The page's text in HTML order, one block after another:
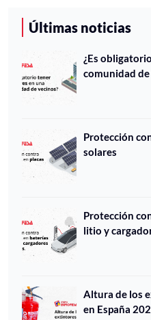
Últimas noticias
¿Es
comunidad de
Protección
solares
Protección
litio y
Altura de los
en España